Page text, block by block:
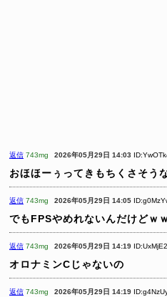
返信 743mg 2026年05月29日 14:03
おほほーぅってきもちくさそう
返信 743mg 2026年05月29日 14:05
でもFPSやめれないんだけどｗ
返信 743mg 2026年05月29日 14:19
オロナミンCじゃないの
返信 743mg 2026年05月29日 14:19